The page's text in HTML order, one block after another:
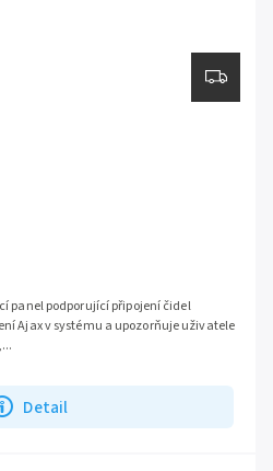
Detail
panel podporující připojení čidel
Ajax v systému a upozorňuje uživatele